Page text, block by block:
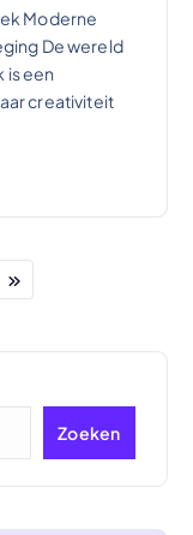
Moderne
De wereld
is een
creativiteit
Zoeken